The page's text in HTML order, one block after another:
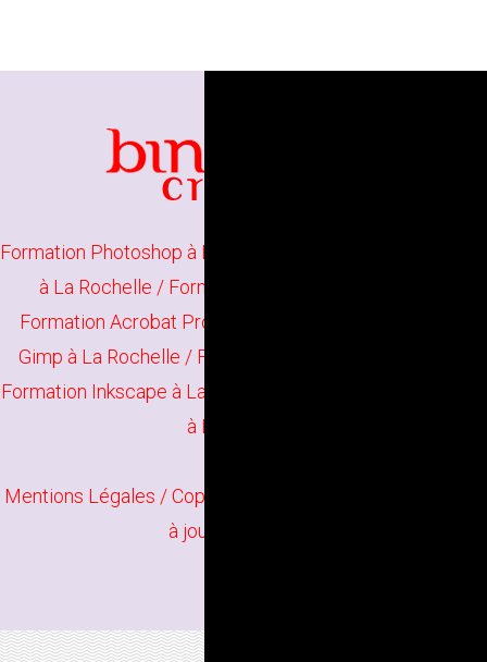
Formation Photoshop à La Rochelle
à La Rochelle / Formation Indesign à La Rochelle
Formation Acrobat Pro à La Rochelle
Gimp à La Rochelle / Formation Scribus à La Rochelle
Formation Inkscape à La Rochelle
à La Rochelle
Mentions Légales / Copyright
à jour en juin 2026